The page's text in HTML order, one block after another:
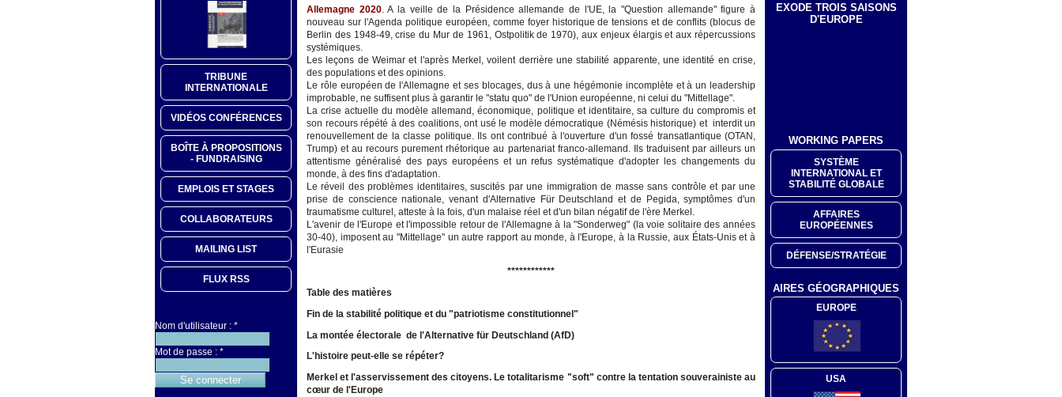
TRIBUNE
INTERNATIONALE
VIDÉOS CONFÉRENCES
BOÎTE À PROPOSITIONS
- FUNDRAISING
EMPLOIS ET STAGES
COLLABORATEURS
MAILING LIST
FLUX RSS
Nom d'utilisateur : *
Mot de passe : *
Allemagne 2020.A la veille de la Présidence allemande de l'UE, la "Question allemande" figure à
nouveau sur l'Agenda politique européen, comme foyer historique de tensions et de conflits (blocus de
Berlin des 1948-49, crise du Mur de 1961, Ostpolitik de 1970), aux enjeux élargis et aux répercussions
systémiques.
Les leçons de Weimar et l'après Merkel, voilent derrière une stabilité apparente, une identité en crise,
des populations et des opinions.
Le rôle européen de l'Allemagne et ses blocages, dus à une hégémonie incomplète et à un leadership
improbable, ne suffisent plus à garantir le "statu quo" de l'Union européenne, ni celui du "Mittellage".
La crise actuelle du modèle allemand, économique, politique et identitaire, sa culture du compromis et
son recours répété à des coalitions, ont usé le modèle démocratique (Némésis historique) et interdit un
renouvellement de la classe politique. Ils ont contribué à l'ouverture d'un fossé transatlantique (OTAN,
Trump) et au recours purement rhétorique au partenariat franco-allemand. Ils traduisent par ailleurs un
attentisme généralisé des pays européens et un refus systématique d'adopter les changements du
monde, à des fins d'adaptation.
Le réveil des problèmes identitaires, suscités par une immigration de masse sans contrôle et par une
prise de conscience nationale, venant d'Alternative Für Deutschland et de Pegida, symptômes d'un
traumatisme culturel, atteste à la fois, d'un malaise réel et d'un bilan négatif de l'ère Merkel.
L'avenir de l'Europe et l'impossible retour de l'Allemagne à la "Sonderweg" (la voie solitaire des années
30-40), imposent au "Mittellage" un autre rapport au monde, à l'Europe, à la Russie, aux États-Unis et à
l'Eurasie
************
Table des matières
Fin de la stabilité politique et du "patriotisme constitutionnel"
La montée électorale de l'Alternative für Deutschland (AfD)
L'histoire peut-elle se répéter?
Merkel et l'asservissement des citoyens. Le totalitarisme "soft" contre la tentation souverainiste au
cœur de l'Europe
EXODE TROIS SAISONS
D'EUROPE
WORKING PAPERS
SYSTÈME
INTERNATIONAL ET
STABILITÉ GLOBALE
AFFAIRES
EUROPÉENNES
DÉFENSE/STRATÉGIE
AIRES GÉOGRAPHIQUES
EUROPE
USA